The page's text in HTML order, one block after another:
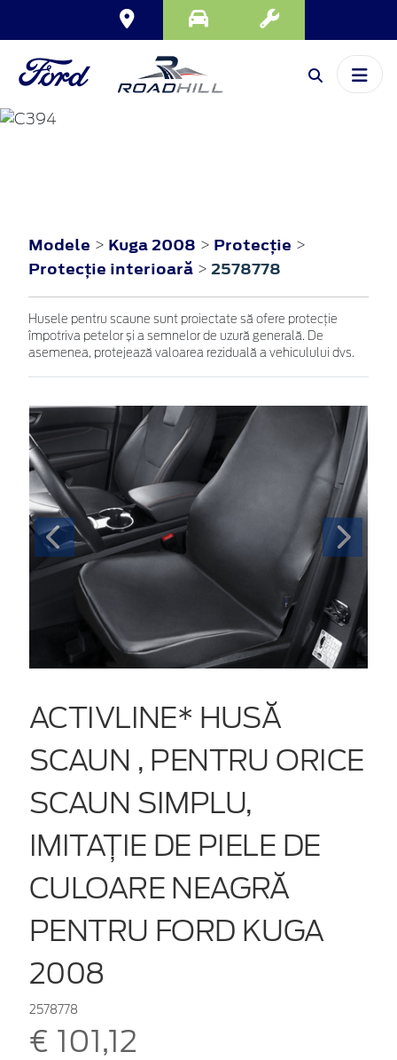
Modele > Kuga 2008 > Protecţie >
Protecţie interioară > 2578778
Husele pentru scaune sunt proiectate să ofere protecție
împotriva petelor și a semnelor de uzură generală. De
asemenea, protejează valoarea reziduală a vehiculului dvs.
ACTIVLINE* HUSĂ
SCAUN , PENTRU ORICE
SCAUN SIMPLU,
IMITAȚIE DE PIELE DE
CULOARE NEAGRĂ
PENTRU FORD KUGA
2008
2578778
€ 101,12